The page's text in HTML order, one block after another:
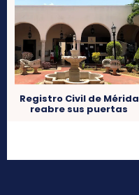
Registro Civil de Mérida
reabre sus puertas